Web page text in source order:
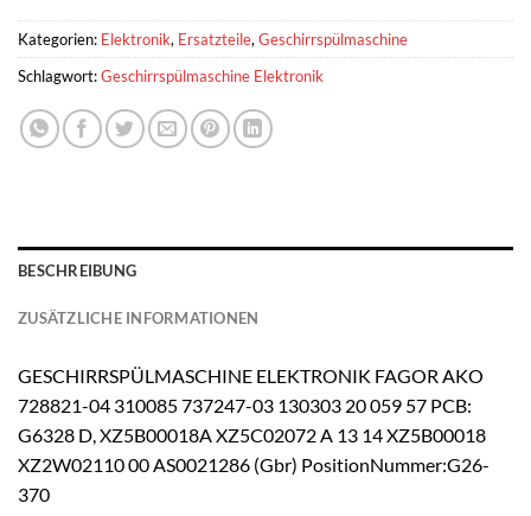
Kategorien: Elektronik, Ersatzteile, Geschirrspülmaschine
Schlagwort:Geschirrspülmaschine Elektronik
BESCHREIBUNG
ZUSÄTZLICHE INFORMATIONEN
GESCHIRRSPÜLMASCHINE ELEKTRONIK FAGOR AKO
728821-04 310085 737247-03 130303 20 059 57 PCB:
G6328 D, XZ5B00018A XZ5C02072 A 13 14 XZ5B00018
XZ2W02110 00 AS0021286 (Gbr) PositionNummer:G26-
370